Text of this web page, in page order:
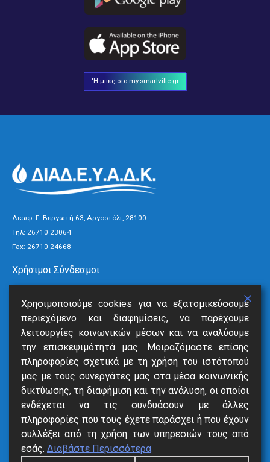
'Η μπες στο my.smartville.gr
Λεωφ. Γ. Βεργωτή 63, Αργοστόλι, 28100
Τηλ: 26710 23064
Fax: 26710 24668
Χρήσιμοι Σύνδεσμοι
Ανακοινώσεις
Νέα
Επικοινωνία
Υπηρεσίες
SmartVille
Online Eξόφληση
Δήλωση Βλάβης
Αιτήσεις
Χρησιμοποιούμε cookies για να εξατομικεύσουμε
περιεχόμενο και διαφημίσεις, να παρέχουμε
λειτουργίες κοινωνικών μέσων και να αναλύουμε
την επισκεψιμότητά μας. Μοιραζόμαστε επίσης
πληροφορίες σχετικά με τη χρήση του ιστότοπού
μας με τους συνεργάτες μας στα μέσα κοινωνικής
δικτύωσης, τη διαφήμιση και την ανάλυση, οι οποίοι
ενδέχεται να τις συνδυάσουν με άλλες
πληροφορίες που τους έχετε παράσχει ή που έχουν
συλλέξει από τη χρήση των υπηρεσιών τους από
εσάς. Διαβάστε Περισσότερα